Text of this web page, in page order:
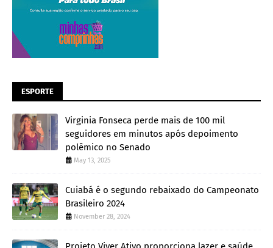
ESPORTE
Virginia Fonseca perde mais de 100 mil
seguidores em minutos após depoimento
polêmico no Senado
May 13, 2025
Cuiabá é o segundo rebaixado do Campeonato
Brasileiro 2024
November 28, 2024